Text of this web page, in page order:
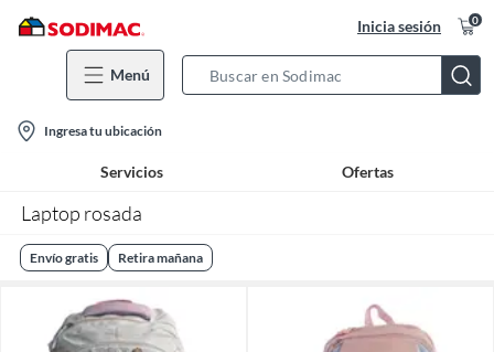
Inicia sesión 0
Menú
Bar
location-
icon
Ingresa tu ubicación
Servicios Ofertas
Laptop rosada
Envío gratis Retira mañana